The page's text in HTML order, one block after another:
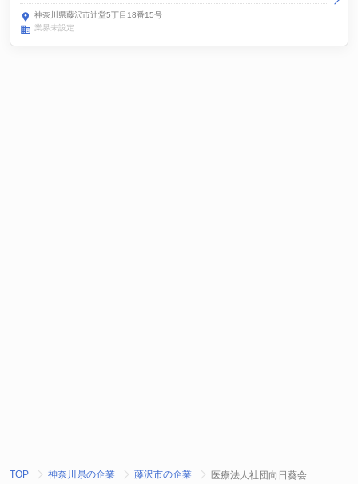
神奈川県藤沢市辻堂5丁目18番15号
業界未設定
TOP 神奈川県の企業 藤沢市の企業 医療法人社団向日葵会